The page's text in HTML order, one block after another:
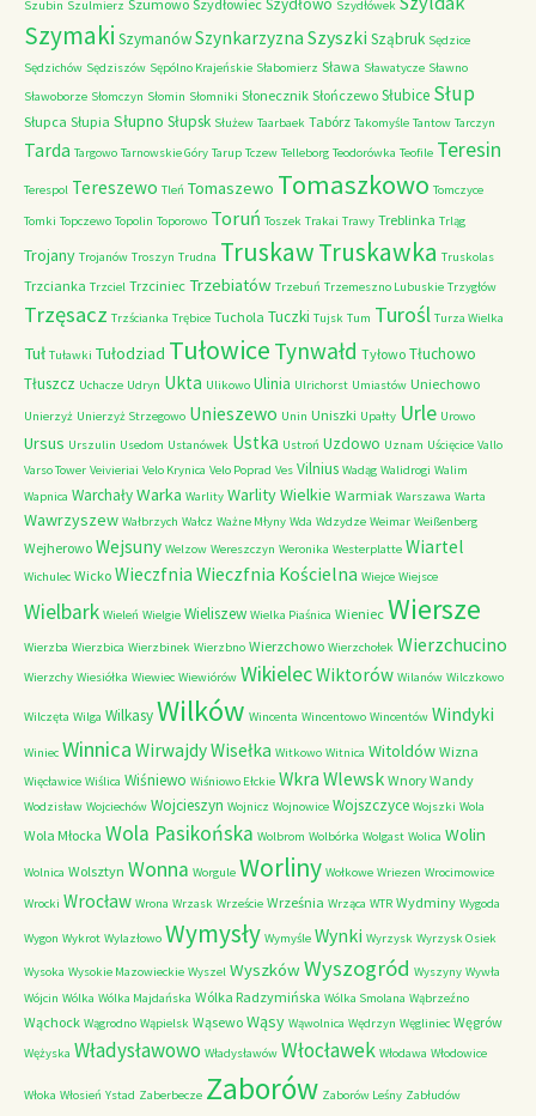
Szubin Szulmierz Szumowo Szydłowiec Szydłowo Szydłówek
Szymaki SzymanówSzynkarzyzna Szyszki Sząbruk Sędzice
Sędzichów Sędziszów Sępólno Krajeńskie Słabomierz Sława Sławatycze Sławno
Sławoborze Słomczyn Słomin Słomniki Słonecznik Słończewo Słubice Słup
Słupca Słupia Słupno Słupsk Służew Taarbaek Tabórz Takomyśle Tantow Tarczyn
Tarda Targowo Tarnowskie Góry Tarup Tczew Telleborg Teodorówka Teofile Teresin
Terespol Tereszewo Tleń Tomaszewo Tomaszkowo Tomczyce
Tomki Topczewo Topolin Toporowo Toruń Toszek Trakai Trawy Treblinka Trląg
Trojany Trojanów Troszyn Trudna TruskawTruskawka Truskolas
Trzcianka Trzciel Trzciniec Trzebiatów Trzebuń Trzemeszno Lubuskie Trzygłów
Trzęsacz Trzścianka Trębice Tuchola Tuczki Tujsk Tum Turośl Turza Wielka
Tuł Tuławki Tułodziad Tułowice Tynwałd Tyłowo Tłuchowo
Tłuszcz Uchacze Udryn Ukta Ulikowo Ulinia Ulrichorst Umiastów Uniechowo
Unierzyż Unierzyż Strzegowo Unieszewo Unin Uniszki Upałty Urle Urowo
Ursus Urszulin Usedom Ustanówek Ustka Ustroń Uzdowo Uznam Uścięcice Vallo
Varso Tower Veivieriai Velo Krynica Velo Poprad Ves Vilnius Wadąg Walidrogi Walim
Wapnica WarchałyWarka Warlity Warlity Wielkie Warmiak Warszawa Warta
Wawrzyszew Wałbrzych Wałcz Ważne Młyny Wda Wdzydze Weimar Weißenberg
Wejherowo Wejsuny Welzow Wereszczyn Weronika Westerplatte Wiartel
Wichulec Wicko Wieczfnia Wieczfnia Kościelna Wiejce Wiejsce
Wielbark Wieleń Wielgie Wieliszew Wielka Piaśnica Wieniec Wiersze
Wierzba Wierzbica Wierzbinek Wierzbno Wierzchowo Wierzchołek Wierzchucino
Wierzchy Wiesiółka Wiewiec Wiewiórów WikielecWiktorów Wilanów Wilczkowo
Wilczęta Wilga WilkasyWilków Wincenta Wincentowo Wincentów Windyki
Winiec Winnica WirwajdyWisełka Witkowo Witnica Witoldów Wizna
Więcławice Wiślica Wiśniewo Wiśniowo Ełckie Wkra Wlewsk Wnory Wandy
Wodzisław Wojciechów Wojcieszyn Wojnicz Wojnowice Wojszczyce Wojszki Wola
Wola Młocka Wola Pasikońska Wolbrom Wolbórka Wolgast Wolica Wolin
Wolnica Wolsztyn Wonna Worgule Worliny Wołkowe Wriezen Wrocimowice
Wrocki Wrocław Wrona Wrzask Wrzeście Września Wrząca WTR Wydminy Wygoda
Wygon Wykrot Wylazłowo Wymysły Wymyśle Wynki Wyrzysk Wyrzysk Osiek
Wysoka Wysokie Mazowieckie Wyszel WyszkówWyszogród Wyszyny Wywła
Wójcin Wólka Wólka Majdańska Wólka Radzymińska Wólka Smolana Wąbrzeźno
Wąchock Wągrodno Wąpielsk Wąsewo Wąsy Wąwolnica Wędrzyn Węgliniec Węgrów
Wężyska Władysławowo Władysławów Włocławek Włodawa Włodowice
Włoka Włosień Ystad Zaberbecze Zaborów Zaborów Leśny Zabłudów